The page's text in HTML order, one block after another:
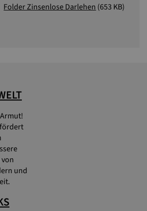
Folder Zinsenlose Darlehen (653 KB)
und